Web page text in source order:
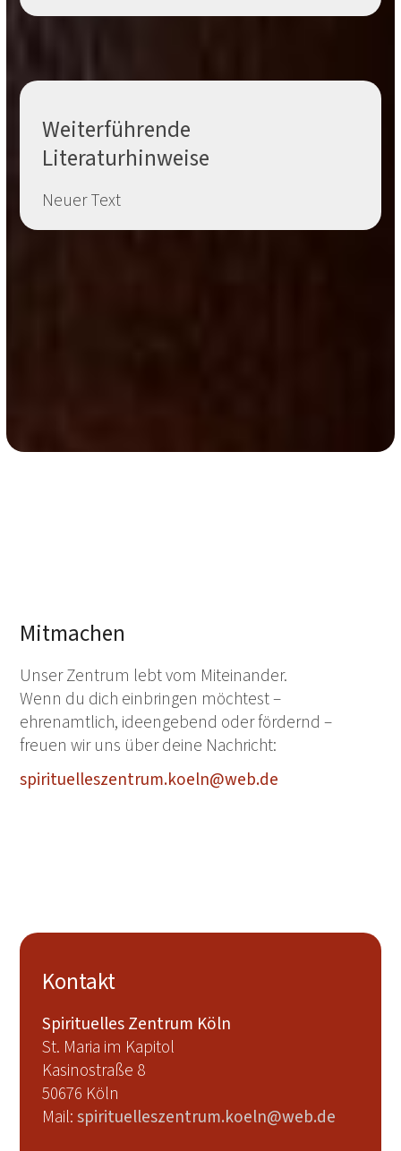
Weiterführende
Literaturhinweise
Neuer Text
Mitmachen
Unser Zentrum lebt vom Miteinander.
Wenn du dich einbringen möchtest –
ehrenamtlich, ideengebend oder fördernd –
freuen wir uns über deine Nachricht:
spirituelleszentrum.koeln@web.de
Kontakt
Spirituelles Zentrum Köln
St. Maria im Kapitol
Kasinostraße 8
50676 Köln
Mail:spirituelleszentrum.koeln@web.de